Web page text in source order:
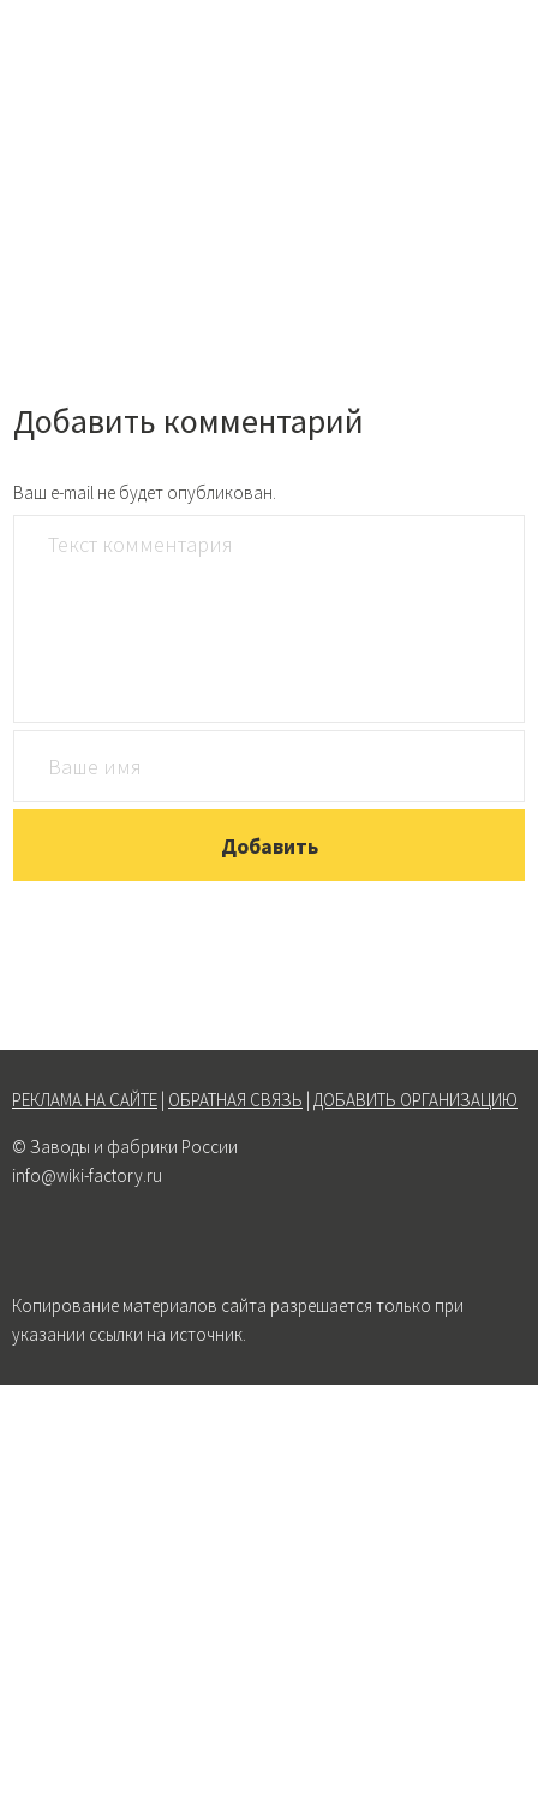
Добавить комментарий
Ваш e-mail не будет опубликован.
РЕКЛАМА НА САЙТЕ ОБРАТНАЯ СВЯЗЬ ДОБАВИТЬ ОРГАНИЗАЦИЮ
© Заводы и фабрики России
info@wiki-factory.ru
Копирование материалов сайта разрешается только при
указании ссылки на источник.